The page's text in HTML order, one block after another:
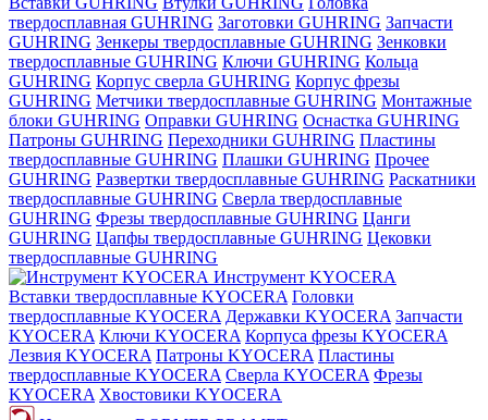
твердосплавная GUHRING Заготовки GUHRING Запчасти
GUHRING Зенкеры твердосплавные GUHRING Зенковки
твердосплавные GUHRING Ключи GUHRING Кольца
GUHRING Корпус сверла GUHRING Корпус фрезы
GUHRING Метчики твердосплавные GUHRING Монтажные
блоки GUHRING Оправки GUHRING Оснастка GUHRING
Патроны GUHRING Переходники GUHRING Пластины
твердосплавные GUHRING Плашки GUHRING Прочее
GUHRING Развертки твердосплавные GUHRING Раскатники
твердосплавные GUHRING Сверла твердосплавные
GUHRING Фрезы твердосплавные GUHRING Цанги
GUHRING Цапфы твердосплавные GUHRING Цековки
твердосплавные GUHRING
Инструмент KYOCERA
Вставки твердосплавные KYOCERA Головки
твердосплавные KYOCERA Державки KYOCERA Запчасти
KYOCERA Ключи KYOCERA Корпуса фрезы KYOCERA
Лезвия KYOCERA Патроны KYOCERA Пластины
твердосплавные KYOCERA Сверла KYOCERA Фрезы
KYOCERA Хвостовики KYOCERA